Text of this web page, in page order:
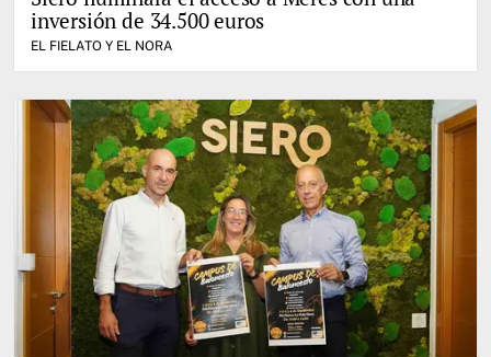
inversión de 34.500 euros
EL FIELATO Y EL NORA